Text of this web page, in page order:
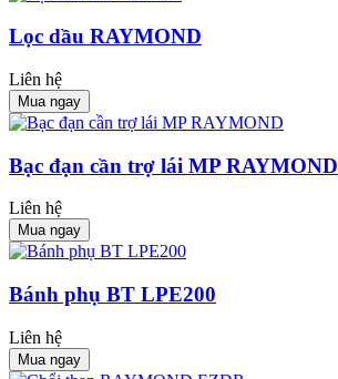
Lọc dầu RAYMOND
Liên hệ
Mua ngay
Bạc đạn cần trợ lái MP RAYMOND
Liên hệ
Mua ngay
Bánh phụ BT LPE200
Liên hệ
Mua ngay